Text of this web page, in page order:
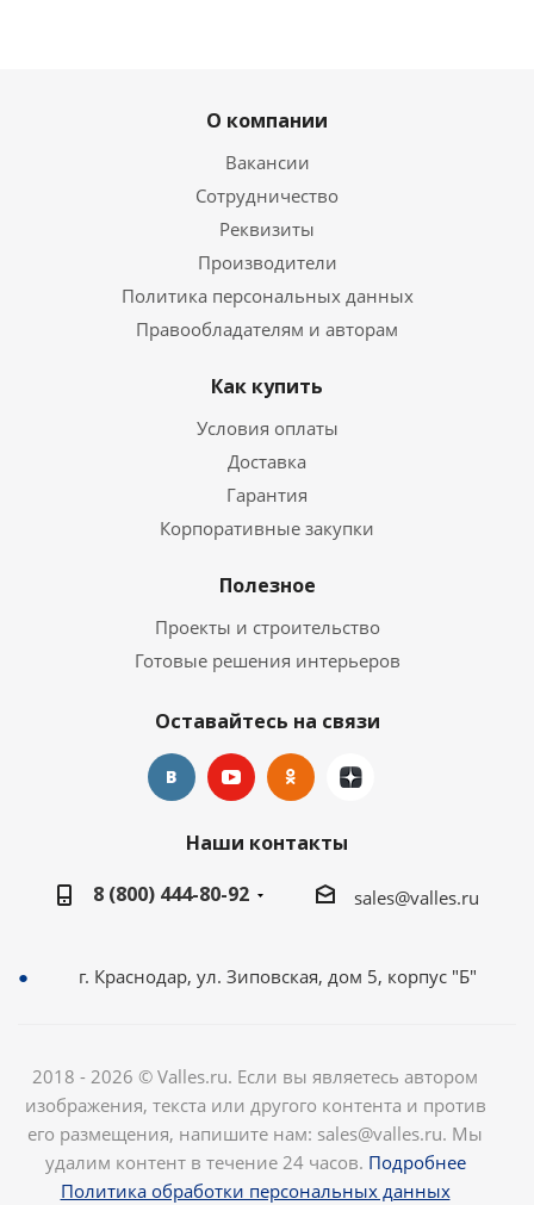
О компании
Вакансии
Сотрудничество
Реквизиты
Производители
Политика персональных данных
Правообладателям и авторам
Как купить
Условия оплаты
Доставка
Гарантия
Корпоративные закупки
Полезное
Проекты и строительство
Готовые решения интерьеров
Оставайтесь на связи
Наши контакты
8 (800) 444-80-92
sales@valles.ru
г. Краснодар, ул. Зиповская, дом 5, корпус "Б"
2018 - 2026 © Valles.ru. Если вы являетесь автором
изображения, текста или другого контента и против
его размещения, напишите нам: sales@valles.ru. Мы
удалим контент в течение 24 часов. Подробнее
Политика обработки персональных данных